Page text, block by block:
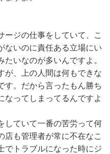
ージの仕事をしていて、こ
ないのに責任ある立場にい
いなのが多いんですよ。
が、上の人間は何もできな
す。だから言ったもん勝ち
なってしまってるんですよ
していて一番の苦労って何
店も管理者が常に不在なこ
でトラブルになった時にジ